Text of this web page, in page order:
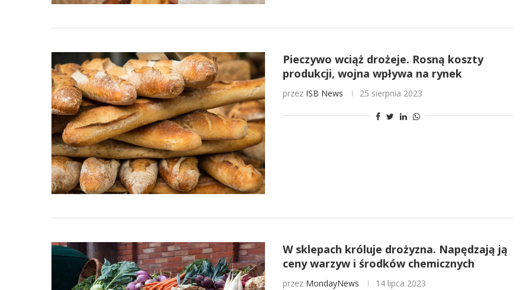
Pieczywo wciąż drożeje. Rosną koszty
produkcji, wojna wpływa na rynek
przez ISB News 25 sierpnia 2023
W sklepach króluje drożyzna. Napędzają ją
ceny warzyw i środków chemicznych
przez MondayNews 14 lipca 2023